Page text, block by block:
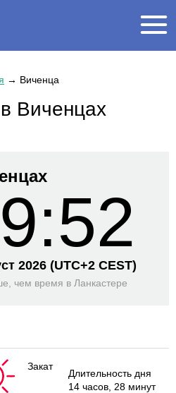
→ Виченца
Виченцах
2026 (UTC+2 CEST)
чем время в Ланкастере
Закат
Длительность дня
14 часов , 28 минут